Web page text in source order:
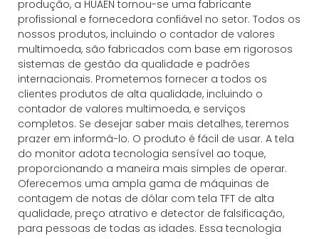
produção, a HUAEN tornou-se uma fabricante
profissional e fornecedora confiável no setor. Todos os
nossos produtos, incluindo o contador de valores
multimoeda, são fabricados com base em rigorosos
sistemas de gestão da qualidade e padrões
internacionais. Prometemos fornecer a todos os
clientes produtos de alta qualidade, incluindo o
contador de valores multimoeda, e serviços
completos. Se desejar saber mais detalhes, teremos
prazer em informá-lo. O produto é fácil de usar. A tela
do monitor adota tecnologia sensível ao toque,
proporcionando a maneira mais simples de operar.
Oferecemos uma ampla gama de máquinas de
contagem de notas de dólar com tela TFT de alta
qualidade, preço atrativo e detector de falsificação,
para pessoas de todas as idades. Essa tecnologia